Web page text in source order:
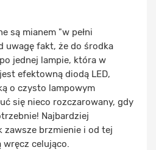
są mianem "w pełni
uwagę fakt, że do środka
jednej lampie, która w
efektowną diodą LED,
o czysto lampowym
się nieco rozczarowany, gdy
Najbardziej
zawsze brzmienie i od tej
celująco.